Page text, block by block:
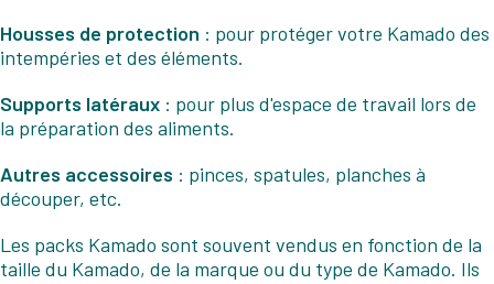
Housses de protection : pour protéger votre Kamado des
intempéries et des éléments.
Supports latéraux : pour plus d'espace de travail lors de
la préparation des aliments.
Autres accessoires : pinces, spatules, planches à
découper, etc.
Les packs Kamado sont souvent vendus en fonction de la
taille du Kamado, de la marque ou du type de Kamado. Ils